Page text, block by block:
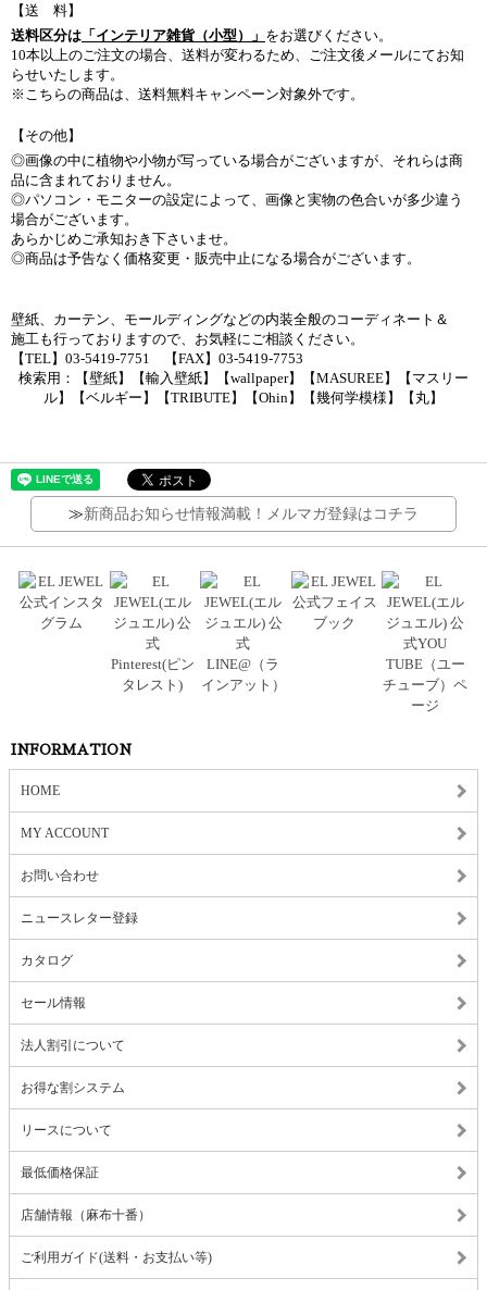
【送 料】
送料区分は 「インテリア雑貨（小型）」 をお選びください。
10本以上のご注文の場合、送料が変わるため、ご注文後メールにてお知
らせいたします。
※こちらの商品は、送料無料キャンペーン対象外です。
【その他】
◎画像の中に植物や小物が写っている場合がございますが、それらは商
品に含まれておりません。
◎パソコン・モニターの設定によって、画像と実物の色合いが多少違う
場合がございます。
あらかじめご承知おき下さいませ。
◎商品は予告なく価格変更・販売中止になる場合がございます。
壁紙、カーテン、モールディングなどの内装全般のコーディネート＆
施工も行っておりますので、お気軽にご相談ください。
【TEL】03-5419-7751 【FAX】03-5419-7753
検索用：【壁紙】【輸入壁紙】【wallpaper】【MASUREE】【マスリー
ル】【ベルギー】【TRIBUTE】【Ohin】【幾何学模様】【丸】
≫新商品お知らせ情報満載！メルマガ登録はコチラ
INFORMATION
HOME
MY ACCOUNT
お問い合わせ
ニュースレター登録
カタログ
セール情報
法人割引について
お得な割システム
リースについて
最低価格保証
店舗情報（麻布十番）
ご利用ガイド(送料・お支払い等)